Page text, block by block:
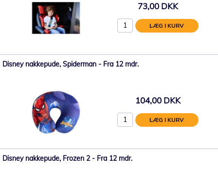
73,00 DKK
LÆG I KURV
Disney nakkepude, Spiderman - Fra 12 mdr.
104,00 DKK
LÆG I KURV
Disney nakkepude, Frozen 2 - Fra 12 mdr.